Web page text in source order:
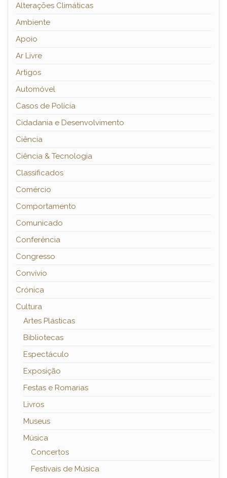
Alterações Climáticas
Ambiente
Apoio
Ar Livre
Artigos
Automóvel
Casos de Polícia
Cidadania e Desenvolvimento
Ciência
Ciência & Tecnologia
Classificados
Comércio
Comportamento
Comunicado
Conferência
Congresso
Convívio
Crónica
Cultura
Artes Plásticas
Bibliotecas
Espectáculo
Exposição
Festas e Romarias
Livros
Museus
Música
Concertos
Festivais de Música